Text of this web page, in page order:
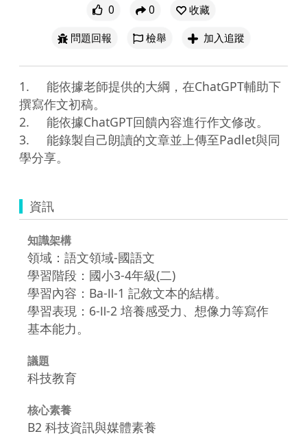
0 0
收藏
問題回報
檢舉 加入追蹤
1.	能依據老師提供的大綱，在ChatGPT輔助下
撰寫作文初稿。
2.	能依據ChatGPT回饋內容進行作文修改。
3.	能錄製自己朗讀的文章並上傳至Padlet與同
學分享。
資訊
知識架構
領域：語文領域-國語文
學習階段：國小3-4年級(二)
學習內容：Ba-Ⅱ-1 記敘文本的結構。
學習表現：6-Ⅱ-2 培養感受力、想像力等寫作
基本能力。
議題
科技教育
核心素養
B2 科技資訊與媒體素養